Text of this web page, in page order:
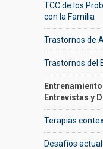
TCC de los
con la Familia
Trastornos de
Trastornos del
Entrevistas y
Terapias
Desafíos